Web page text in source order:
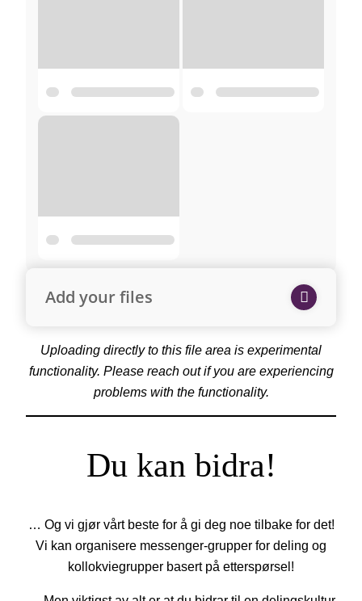
Add your files
Uploading directly to this file area is experimental
functionality. Please reach out if you are experiencing
problems with the functionality.
Du kan bidra!
… Og vi gjør vårt beste for å gi deg noe tilbake for det!
Vi kan organisere messenger-grupper for deling og
kollokviegrupper basert på etterspørsel!